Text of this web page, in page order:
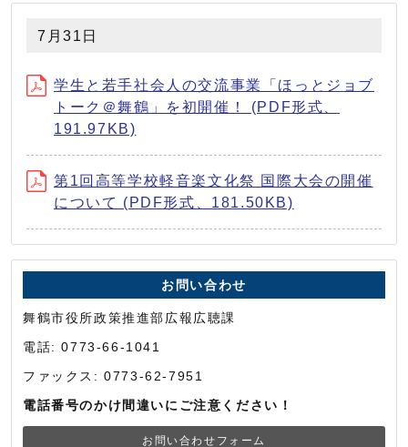
7月31日
学生と若手社会人の交流事業「ほっとジョブ
トーク＠舞鶴」を初開催！ (PDF形式、
191.97KB)
第1回高等学校軽音楽文化祭 国際大会の開催
について (PDF形式、181.50KB)
お問い合わせ
舞鶴市役所政策推進部広報広聴課
電話: 0773-66-1041
ファックス: 0773-62-7951
電話番号のかけ間違いにご注意ください！
お問い合わせフォーム